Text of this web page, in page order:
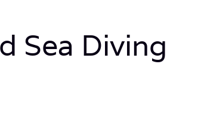
Sea Diving